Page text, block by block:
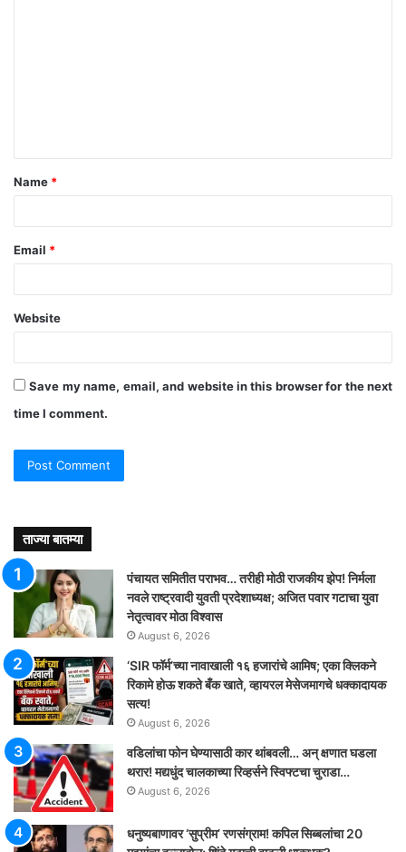
t
*
Name *
Email *
Website
Save my name, email, and website in this browser for the next
time I comment.
ताज्या बातम्या
पंचायत समितीत पराभव… तरीही मोठी राजकीय झेप! निर्मला
नवले राष्ट्रवादी युवती प्रदेशाध्यक्ष; अजित पवार गटाचा युवा
नेतृत्वावर मोठा विश्वास
August 6, 2026
‘SIR फॉर्म’च्या नावाखाली १६ हजारांचे आमिष; एका क्लिकने
रिकामे होऊ शकते बँक खाते, व्हायरल मेसेजमागचे धक्कादायक
सत्य!
August 6, 2026
वडिलांचा फोन घेण्यासाठी कार थांबवली… अन् क्षणात घडला
थरार! मद्यधुंद चालकाच्या रिव्हर्सने स्विफ्टचा चुराडा…
August 6, 2026
धनुष्यबाणावर ‘सुप्रीम’ रणसंग्राम! कपिल सिब्बलांचा 20